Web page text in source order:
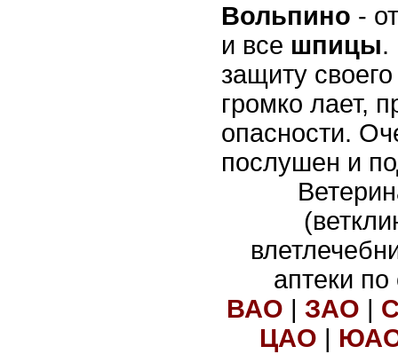
Вольпино -
и все шпицы.
защиту
громко лает,
опасности.
послушен и
аптеки
ВАО | ЗАО |
ЦАО |